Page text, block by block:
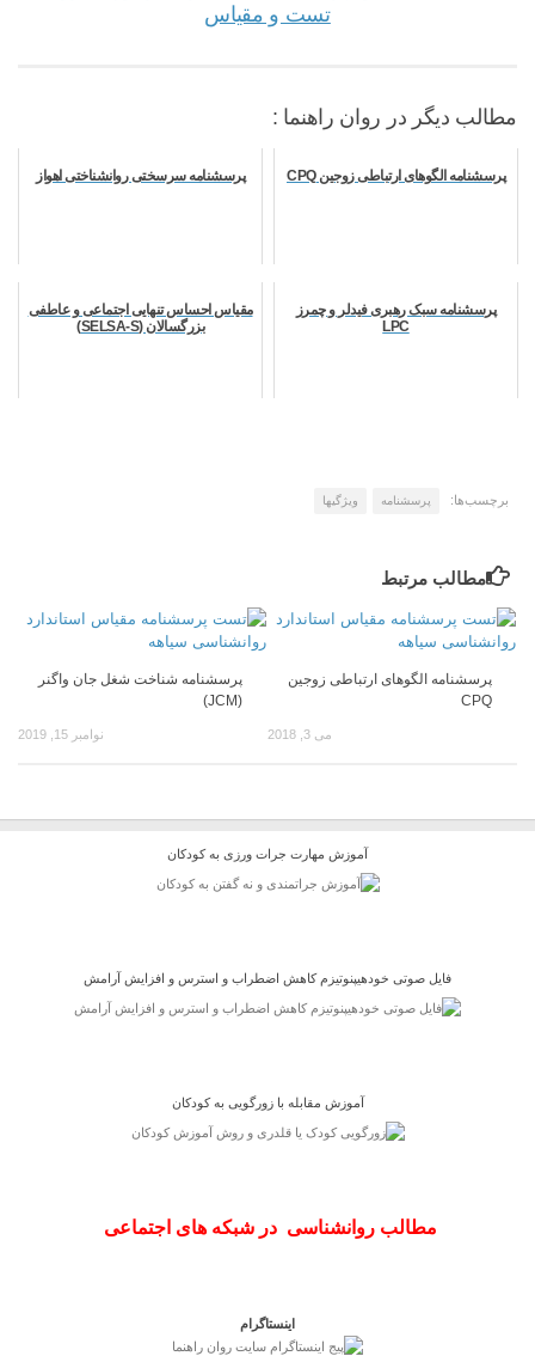
تست و مقیاس
مطالب دیگر در روان راهنما :
پرسشنامه الگوهای ارتباطی زوجین CPQ پرسشنامه سرسختی روانشناختی اهواز
پرسشنامه سبک رهبری فیدلر و چمرز
LPC
مقیاس احساس تنهایی اجتماعی و عاطفی
بزرگسالان (SELSA-S)
برچسب‌ها: پرسشنامه ویژگیها
مطالب مرتبط
پرسشنامه شناخت شغل جان واگنر
(JCM)
نوامبر 15, 2019
پرسشنامه الگوهای ارتباطی زوجین
CPQ
می 3, 2018
آموزش مقابله با زورگویی به کودکان
فایل صوتی خودهیپنوتیزم کاهش اضطراب و استرس و افزایش آرامش
آموزش مهارت جرات ورزی به کودکان
مطالب روانشناسی در شبکه های اجتماعی
اینستاگرام